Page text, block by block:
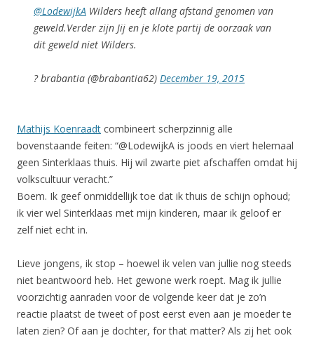
@LodewijkA Wilders heeft allang afstand genomen van
geweld.Verder zijn Jij en je klote partij de oorzaak van
dit geweld niet Wilders.
? brabantia (@brabantia62) December 19, 2015
Mathijs Koenraadt combineert scherpzinnig alle
bovenstaande feiten: “@LodewijkA is joods en viert helemaal
geen Sinterklaas thuis. Hij wil zwarte piet afschaffen omdat hij
volkscultuur veracht.”
Boem. Ik geef onmiddellijk toe dat ik thuis de schijn ophoud;
ik vier wel Sinterklaas met mijn kinderen, maar ik geloof er
zelf niet echt in.
Lieve jongens, ik stop – hoewel ik velen van jullie nog steeds
niet beantwoord heb. Het gewone werk roept. Mag ik jullie
voorzichtig aanraden voor de volgende keer dat je zo’n
reactie plaatst de tweet of post eerst even aan je moeder te
laten zien? Of aan je dochter, for that matter? Als zij het ook